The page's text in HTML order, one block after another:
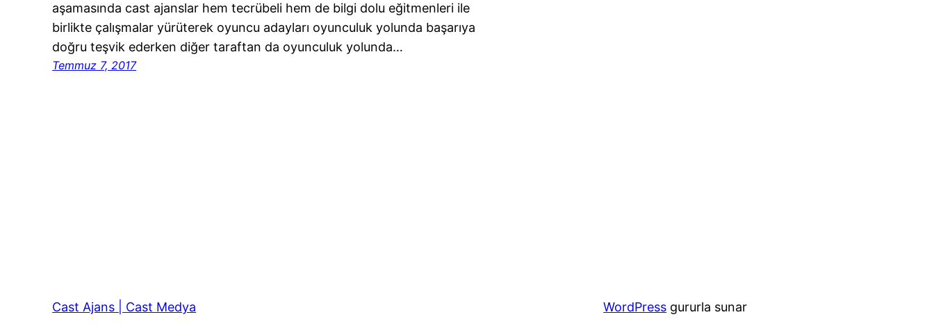
aşamasında cast ajanslar hem tecrübeli hem de bilgi dolu eğitmenleri ile
birlikte çalışmalar yürüterek oyuncu adayları oyunculuk yolunda başarıya
doğru teşvik ederken diğer taraftan da oyunculuk yolunda…
Temmuz 7, 2017
Cast Ajans | Cast Medya WordPress gururla sunar